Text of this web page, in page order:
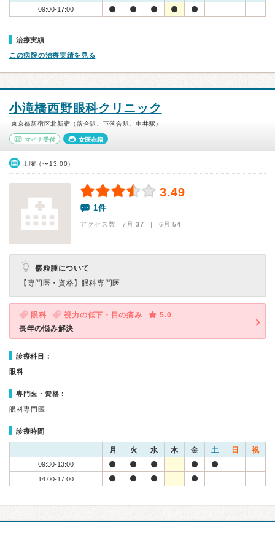
09:00-17:00
治療実績
この病院の治療実績を見る
小滝橋西野眼科クリニック
東京都新宿区北新宿（落合駅、下落合駅、中井駅）
マイナ受付 女医在籍
土曜（〜13:00）
3.49
1件
アクセス数 7月:37 | 6月:54
霰粒腫について
【専門医・資格】 眼科専門医
眼科 視力の低下・目の痛み
5.0
長年の悩み解決
診療科目：
眼科
専門医・資格：
眼科専門医
診療時間
月 火 水 木 金 土 日 祝
09:30-13:00
14:00-17:00